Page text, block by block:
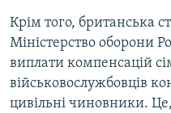
Крім того, британська
Міністерство оборони
виплати компенсацій
військовослужбовців
цивільні чиновники.